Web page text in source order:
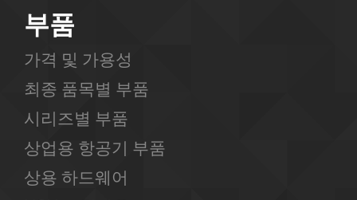
부품
가격 및 가용성
최종 품목별 부품
시리즈별 부품
상업용 항공기 부품
상용 하드웨어